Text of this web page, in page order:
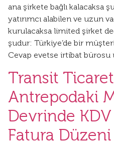
ana şirkete bağlı kalacaksa
yatırımcı alabilen ve uzun
kurulacaksa limited şirket
şudur: Türkiye’de bir
Cevap evetse irtibat
Transit
Antrepodaki
Devrinde KDV
Fatura Düzeni